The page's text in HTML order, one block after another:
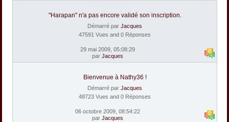
"Harapan" n'a pas encore validé son inscription.
Démarré par Jacques
47591 Vues and 0 Réponses
29 mai 2009, 05:08:29
par Jacques
Bienvenue à Nathy36 !
Démarré par Jacques
48723 Vues and 0 Réponses
06 octobre 2009, 08:54:22
par Jacques